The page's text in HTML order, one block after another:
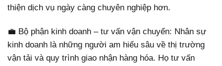
thiện dịch vụ ngày càng chuyên nghiệp hơn.
💼 Bộ phận kinh doanh – tư vấn vận chuyển: Nhân sự
kinh doanh là những người am hiểu sâu về thị trường
vận tải và quy trình giao nhận hàng hóa. Họ tư vấn